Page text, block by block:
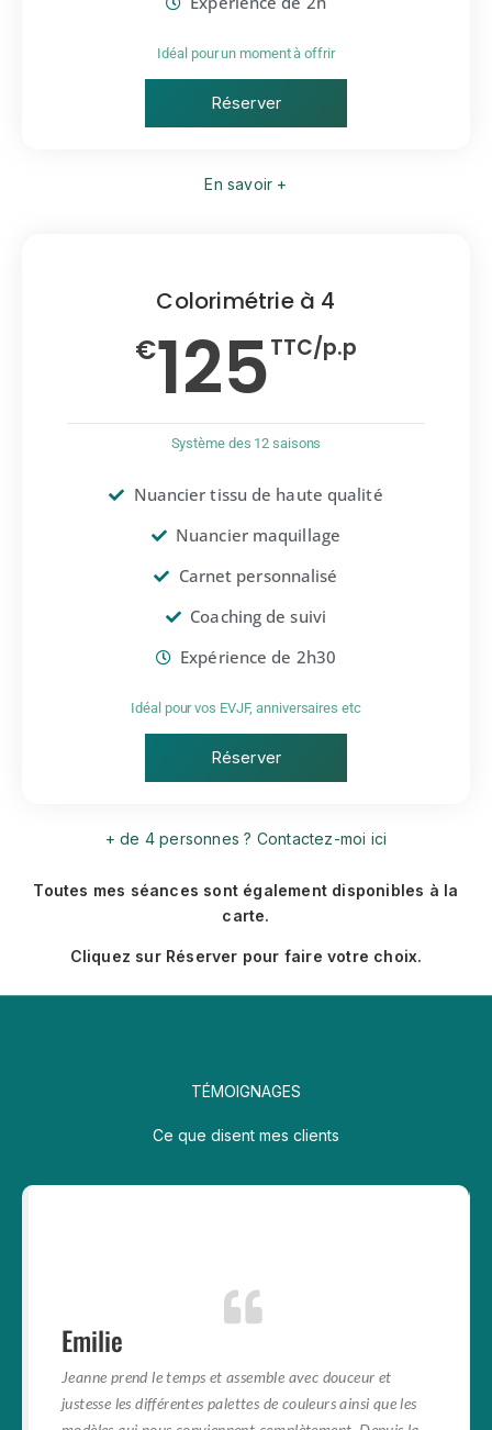
Idéal pour un moment à offrir
Réserver
En savoir +
Colorimétrie à 4
€125TTC/p.p
Système des 12 saisons
Nuancier tissu de haute qualité
Nuancier maquillage
Carnet personnalisé
Coaching de suivi
Expérience de 2h30
Idéal pour vos EVJF, anniversaires etc
Réserver
+ de 4 personnes ? Contactez-moi ici
Toutes mes séances sont également disponibles à la
carte.
Cliquez sur Réserver pour faire votre choix.
TÉMOIGNAGES
Ce que disent mes clients
Emilie
Jeanne prend le temps et assemble avec douceur et
justesse les différentes palettes de couleurs ainsi que les